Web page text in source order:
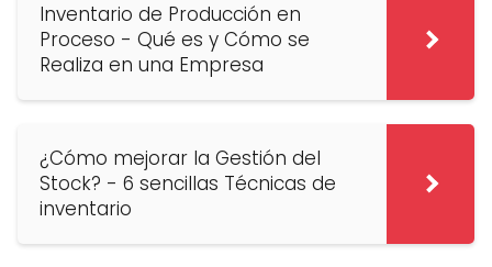
Inventario de Producción en
Proceso - Qué es y Cómo se
Realiza en una Empresa
¿Cómo mejorar la Gestión del
Stock? - 6 sencillas Técnicas de
inventario